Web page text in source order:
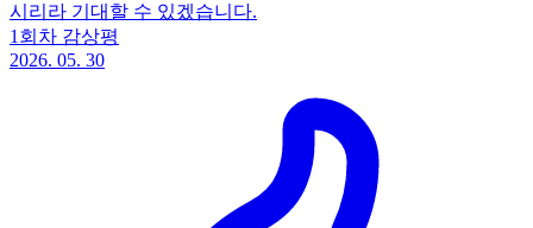
시리라 기대할 수 있겠습니다.
1회차 감상평
2026. 05. 30